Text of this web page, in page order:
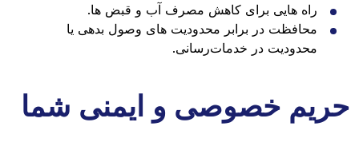
راه هایی برای کاهش مصرف آب و قبض ها.
محافظت در برابر محدودیت های وصول بدهی یا
محدودیت در خدمات‌رسانی.
حریم خصوصی و ایمنی شما